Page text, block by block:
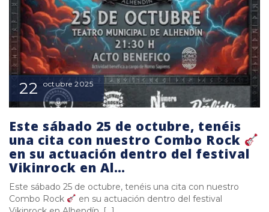
22 octubre 2025
Este sábado 25 de octubre, tenéis
una cita con nuestro Combo Rock
en su actuación dentro del festival
Vikinrock en Al…
Este sábado 25 de octubre, tenéis una cita con nuestro
Combo Rock
en su actuación dentro del festival